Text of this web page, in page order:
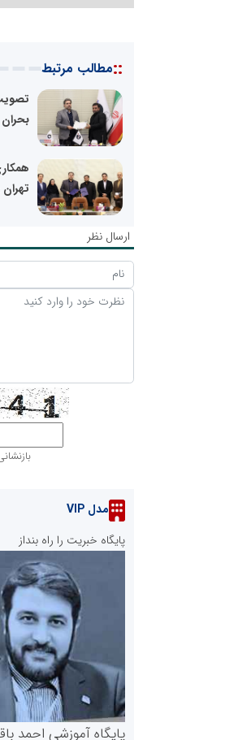
::مطالب مرتبط
ارسال نظر
مدل VIP
پایگاه خبریت را راه بنداز
پایگاه آموزشی احمد